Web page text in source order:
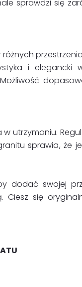
sprawdzi się
i elegancki
utrzymaniu.
sprawia, że
dodać swojej
Ciesz się